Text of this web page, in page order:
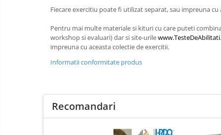
2. Ce anume te-ar interesa? (Kituri,
exercitii, training, consultanta,
diagnoza organizationala, evaluare
de competente, altele)
Exercitii pentru Training si
Kit-uri de Training, Workshop,
Jocuri de invatare,
Consiliere / Consultanta
Teste de Abilitati, Competente si
Fiecare exercitiu poate fi utilizat separat, sau impreuna
Pentru mai multe materiale si kituri cu care puteti
workshop si evaluari) dar si site-urile
impreuna cu aceasta colectie de exercitii.
Informatii conformitate produs
Recomandari